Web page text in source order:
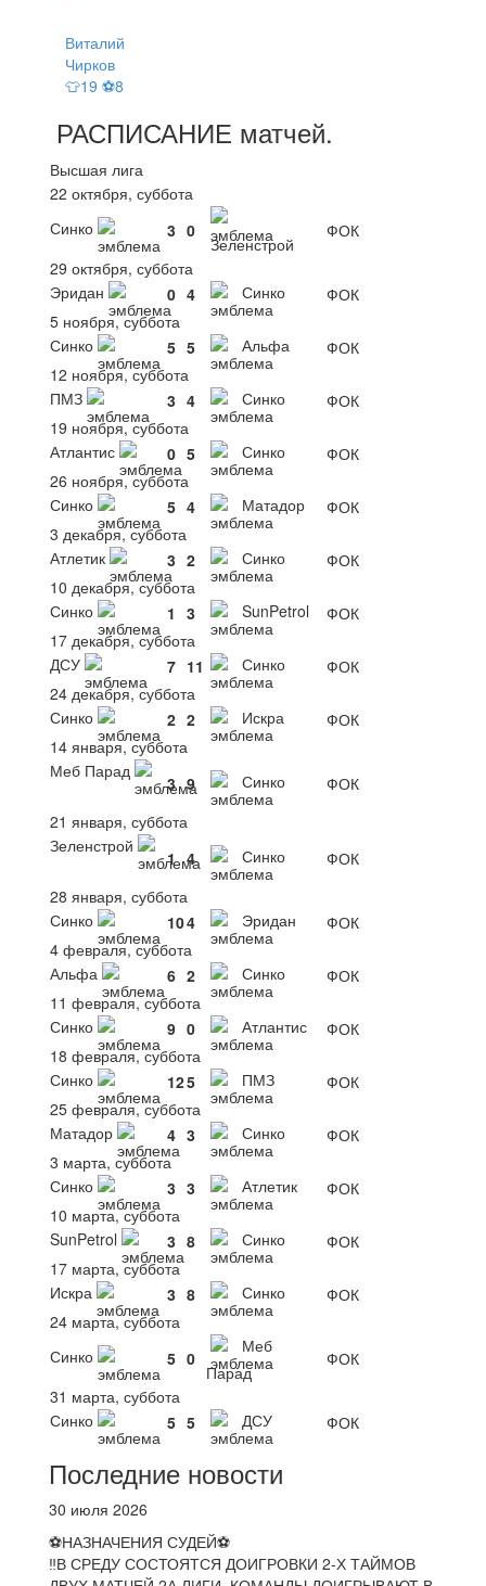
Виталий
Чирков
👕19 ⚽8
РАСПИСАНИЕ матчей.
Высшая лига
22 октября, суббота
Синко
3 0
Зеленстрой
ФОК
29 октября, суббота
Эридан
0 4 Синко
ФОК
5 ноября, суббота
Синко
5 5 Альфа
ФОК
12 ноября, суббота
ПМЗ
3 4 Синко
ФОК
19 ноября, суббота
Атлантис
0 5 Синко
ФОК
26 ноября, суббота
Синко
5 4 Матадор
ФОК
3 декабря, суббота
Атлетик
3 2 Синко
ФОК
10 декабря, суббота
Синко
1 3 SunPetrol
ФОК
17 декабря, суббота
ДСУ
7 11 Синко
ФОК
24 декабря, суббота
Синко
2 2 Искра
ФОК
14 января, суббота
Меб Парад
3 9 Синко
ФОК
21 января, суббота
Зеленстрой
1 4 Синко
ФОК
28 января, суббота
Синко
104 Эридан
ФОК
4 февраля, суббота
Альфа
6 2 Синко
ФОК
11 февраля, суббота
Синко
9 0 Атлантис
ФОК
18 февраля, суббота
Синко
125 ПМЗ
ФОК
25 февраля, суббота
Матадор
4 3 Синко
ФОК
3 марта, суббота
Синко
3 3 Атлетик
ФОК
10 марта, суббота
SunPetrol
3 8 Синко
ФОК
17 марта, суббота
Искра
3 8 Синко
ФОК
24 марта, суббота
Синко
5 0
Меб
Парад
ФОК
31 марта, суббота
Синко
5 5 ДСУ ФОК
Последние новости
30 июля 2026
⚽НАЗНАЧЕНИЯ СУДЕЙ⚽
‼В СРЕДУ СОСТОЯТСЯ ДОИГРОВКИ 2-Х ТАЙМОВ